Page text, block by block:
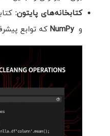
کتابخانه‌های پایتون:
و NumPy که توابع